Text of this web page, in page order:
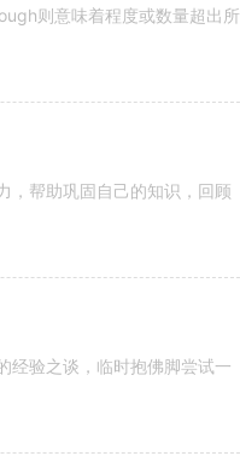
则意味着程度或数量超出所
，帮助巩固自己的知识，回顾
经验之谈，临时抱佛脚尝试一